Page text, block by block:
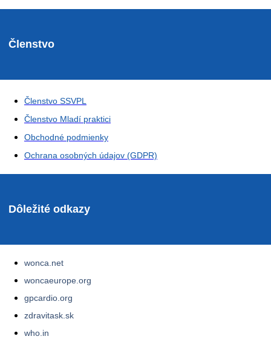
Členstvo
Členstvo SSVPL
Členstvo Mladí praktici
Obchodné podmienky
Ochrana osobných údajov (GDPR)
Dôležité odkazy
wonca.net
woncaeurope.org
gpcardio.org
zdravitask.sk
who.in